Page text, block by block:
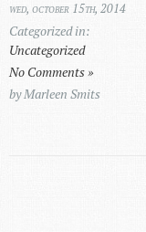
wed, october 15th, 2014
Categorized in:
Uncategorized
No Comments »
by Marleen Smits